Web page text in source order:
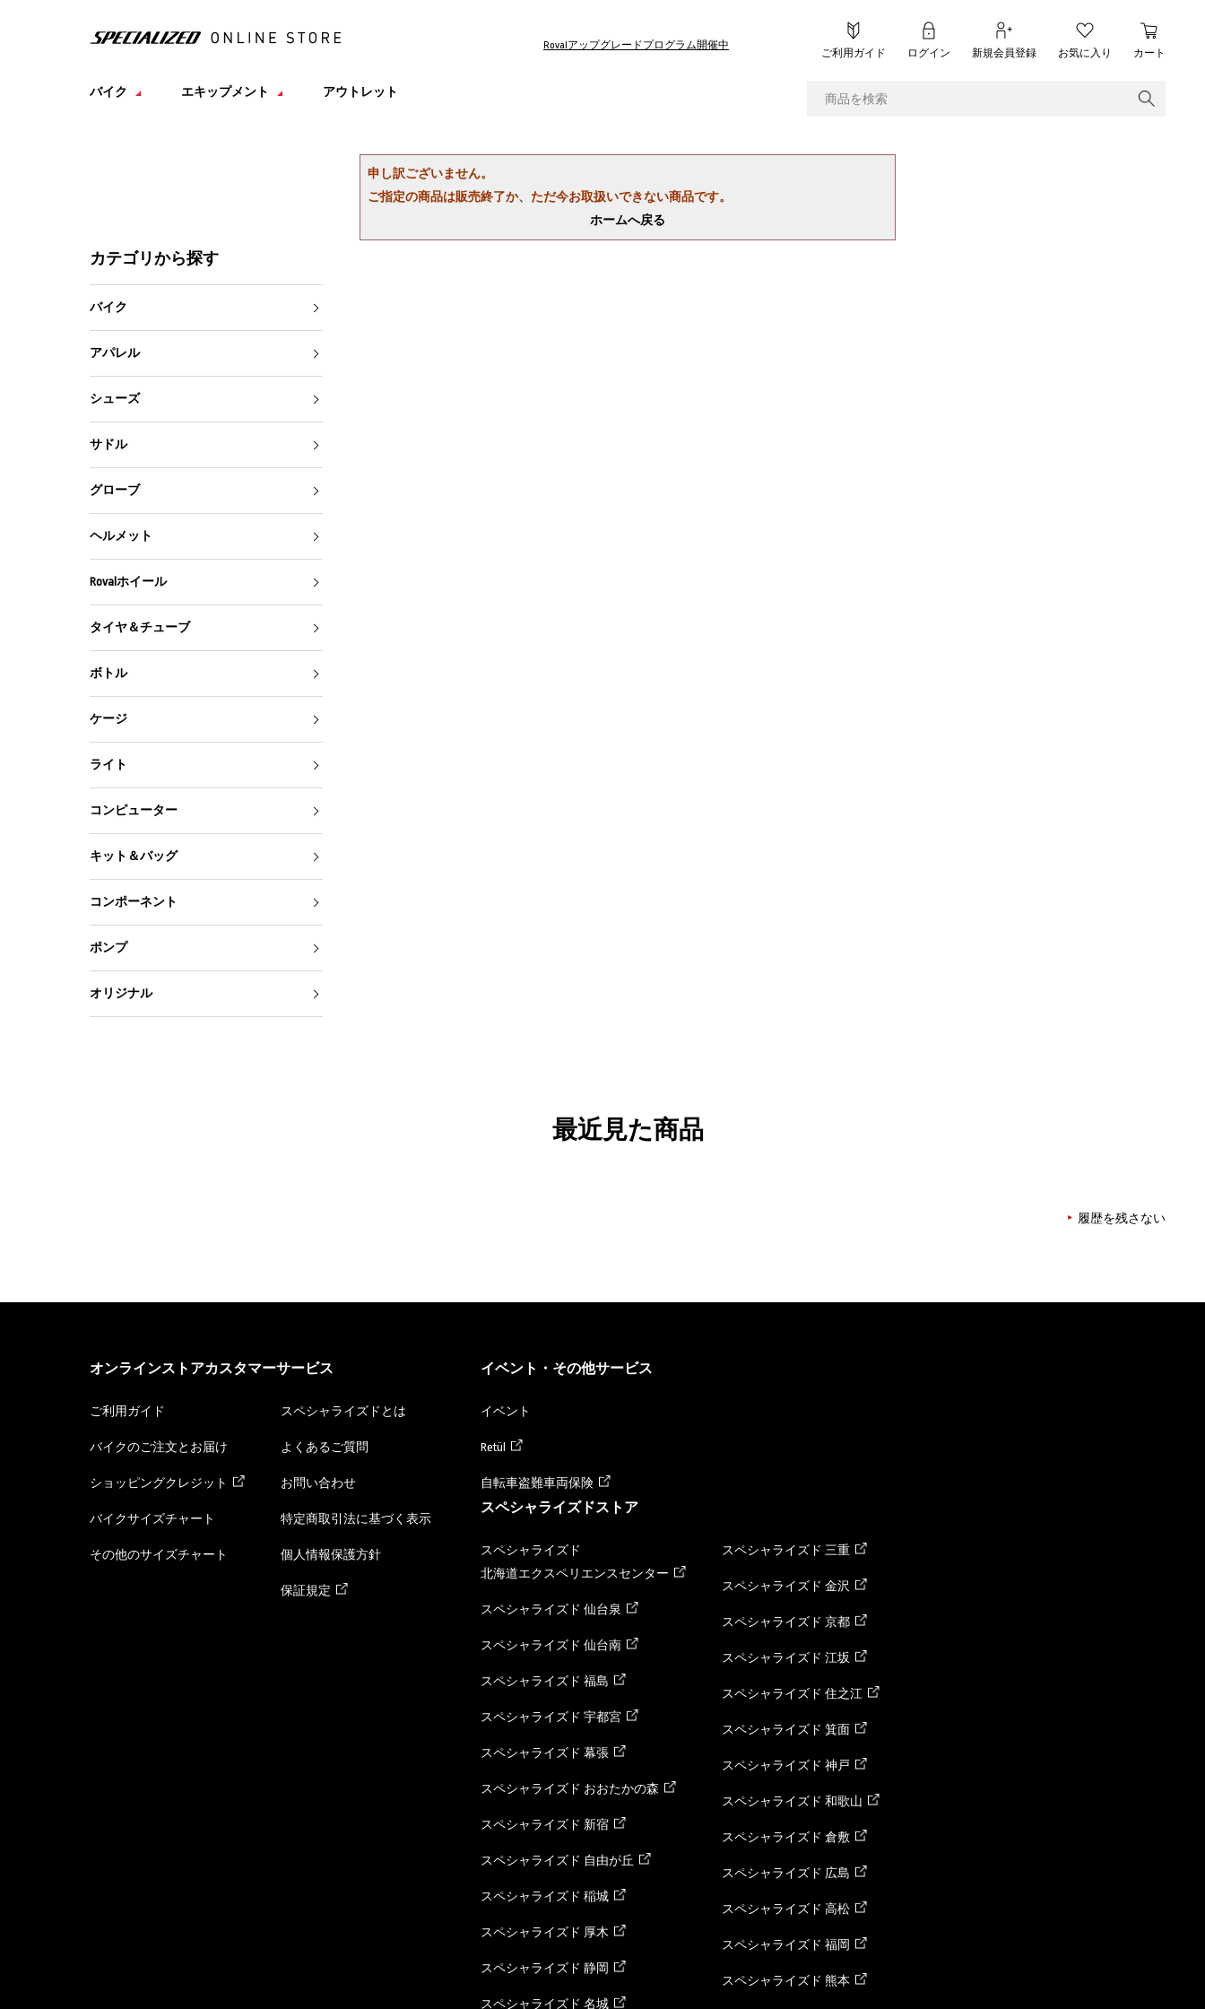
Rovalアップグレードプログラム開催中
ご利用ガイド ログイン 新規会員登録 お気に入り カート
バイク エキップメント アウトレット
申し訳ございません。
ご指定の商品は販売終了か、ただ今お取扱いできない商品です。
ホームへ戻る
カテゴリから探す
バイク
アパレル
シューズ
サドル
グローブ
ヘルメット
Rovalホイール
タイヤ＆チューブ
ボトル
ケージ
ライト
コンピューター
キット＆バッグ
コンポーネント
ポンプ
オリジナル
最近見た商品
履歴を残さない
オンラインストアカスタマーサービス
ご利用ガイド
バイクのご注文とお届け
ショッピングクレジット
バイクサイズチャート
その他のサイズチャート
スペシャライズドとは
よくあるご質問
お問い合わせ
特定商取引法に基づく表示
個人情報保護方針
保証規定
イベント・その他サービス
イベント
Retül
自転車盗難車両保険
スペシャライズドストア
スペシャライズド
北海道エクスペリエンスセンター
スペシャライズド 仙台泉
スペシャライズド 仙台南
スペシャライズド 福島
スペシャライズド 宇都宮
スペシャライズド 幕張
スペシャライズド おおたかの森
スペシャライズド 新宿
スペシャライズド 自由が丘
スペシャライズド 稲城
スペシャライズド 厚木
スペシャライズド 静岡
スペシャライズド 名城
スペシャライズド 三重
スペシャライズド 金沢
スペシャライズド 京都
スペシャライズド 江坂
スペシャライズド 住之江
スペシャライズド 箕面
スペシャライズド 神戸
スペシャライズド 和歌山
スペシャライズド 倉敷
スペシャライズド 広島
スペシャライズド 高松
スペシャライズド 福岡
スペシャライズド 熊本